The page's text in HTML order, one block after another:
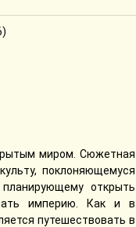
миром. Сюжетная
поклоняющемуся
открыть
империю. Как и в
путешествовать в